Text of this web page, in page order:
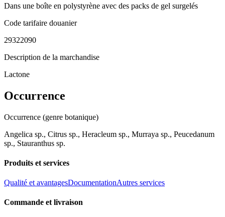
Dans une boîte en polystyrène avec des packs de gel surgelés
Code tarifaire douanier
29322090
Description de la marchandise
Lactone
Occurrence
Occurrence (genre botanique)
Angelica sp., Citrus sp., Heracleum sp., Murraya sp., Peucedanum
sp., Stauranthus sp.
Produits et services
Qualité et avantagesDocumentationAutres services
Commande et livraison